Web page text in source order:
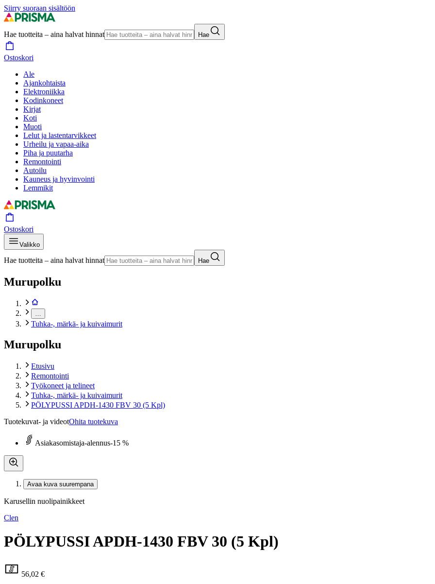
Siirry suoraan sisältöön
Hae tuotteita – aina halvat hinnat Hae
Ostoskori
Ale
Ajankohtaista
Elektroniikka
Kodinkoneet
Kirjat
Koti
Muoti
Lelut ja lastentarvikkeet
Urheilu ja vapaa-aika
Piha ja puutarha
Remontointi
Autoilu
Kauneus ja hyvinvointi
Lemmikit
Ostoskori
Valikko
Hae tuotteita – aina halvat hinnat Hae
Murupolku
Tuhka-, märkä- ja kuivaimurit
Murupolku
Etusivu
Remontointi
Työkoneet ja telineet
Tuhka-, märkä- ja kuivaimurit
PÖLYPUSSI APDH-1430 FBV 30 (5 Kpl)
Tuotekuvat- ja videotOhita tuotekuva
Asiakasomistaja-alennus-15 %
Avaa kuva suurempana
Karusellin nuolipainikkeet
Clen
PÖLYPUSSI APDH-1430 FBV 30 (5 Kpl)
56,02 €